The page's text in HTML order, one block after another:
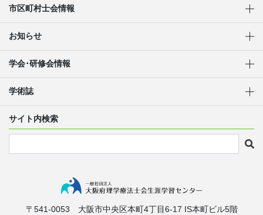
市区町村士会情報
お知らせ
学会･研修会情報
学術誌
サイト内検索
〒541-0053 大阪市中央区本町4丁目6-17 IS本町ビル5階